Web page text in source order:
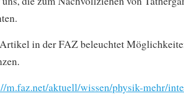
in der FAZ beleuchtet
m.faz.net/aktuell/wissen/physik-mehr/